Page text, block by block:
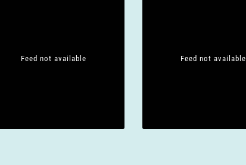
Feed not available Feed not available